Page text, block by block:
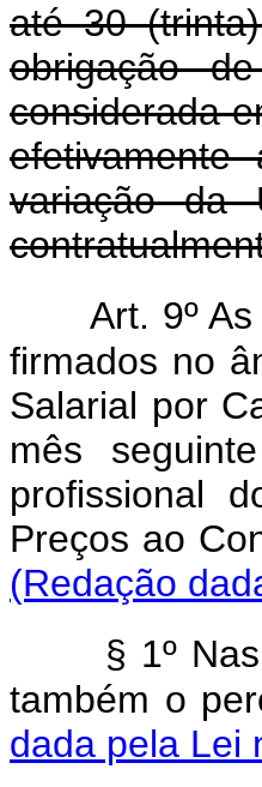
até 30
obrigação
considerada
efetivamente
variação da
Art. 9º
firmados no
Salarial por
mês
profissional
Preços ao
(Redação
§ 1º
também o
dada pela Lei